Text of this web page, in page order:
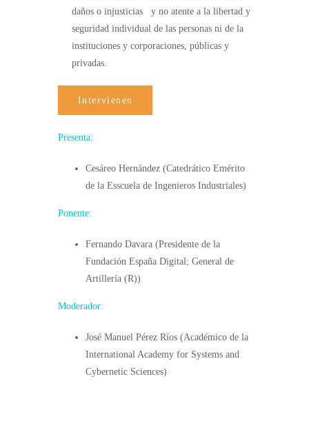
daños o injusticias y no atente a la libertad y
seguridad individual de las personas ni de la
instituciones y corporaciones, públicas y
privadas.
Intervienen
Presenta:
Cesáreo Hernández (Catedrático Emérito
de la Esscuela de Ingenieros Industriales)
Ponente:
Fernando Davara (Presidente de la
Fundación España Digital; General de
Artillería (R))
Moderador:
José Manuel Pérez Ríos (Académico de la
International Academy for Systems and
Cybernetic Sciences)